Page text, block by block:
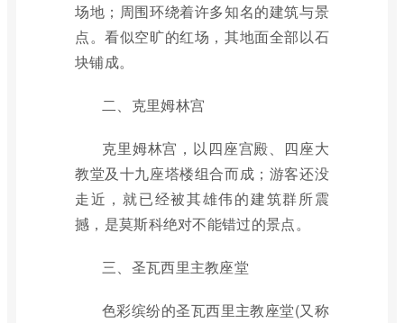
场地；周围环绕着许多知名的建筑与景
点。看似空旷的红场，其地面全部以石
块铺成。
二、克里姆林宫
克里姆林宫，以四座宫殿、四座大
教堂及十九座塔楼组合而成；游客还没
走近，就已经被其雄伟的建筑群所震
撼，是莫斯科绝对不能错过的景点。
三、圣瓦西里主教座堂
色彩缤纷的圣瓦西里主教座堂(又称